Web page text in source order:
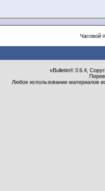
Часовой
vBulletin® 3.6.4,
Любое использование материалов